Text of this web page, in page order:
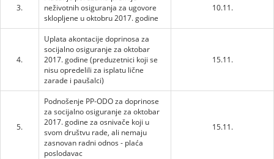
3.
neživotnih osiguranja za ugovore
sklopljene u oktobru 2017. godine
10.11.
4.
Uplata akontacije doprinosa za
socijalno osiguranje za oktobar
2017. godine (preduzetnici koji se
nisu opredelili za isplatu lične
zarade i paušalci)
15.11.
5.
Podnošenje PP-ODO za doprinose
za socijalno osiguranje za oktobar
2017. godine za osnivače koji u
svom društvu rade, ali nemaju
zasnovan radni odnos - plaća
poslodavac
15.11.